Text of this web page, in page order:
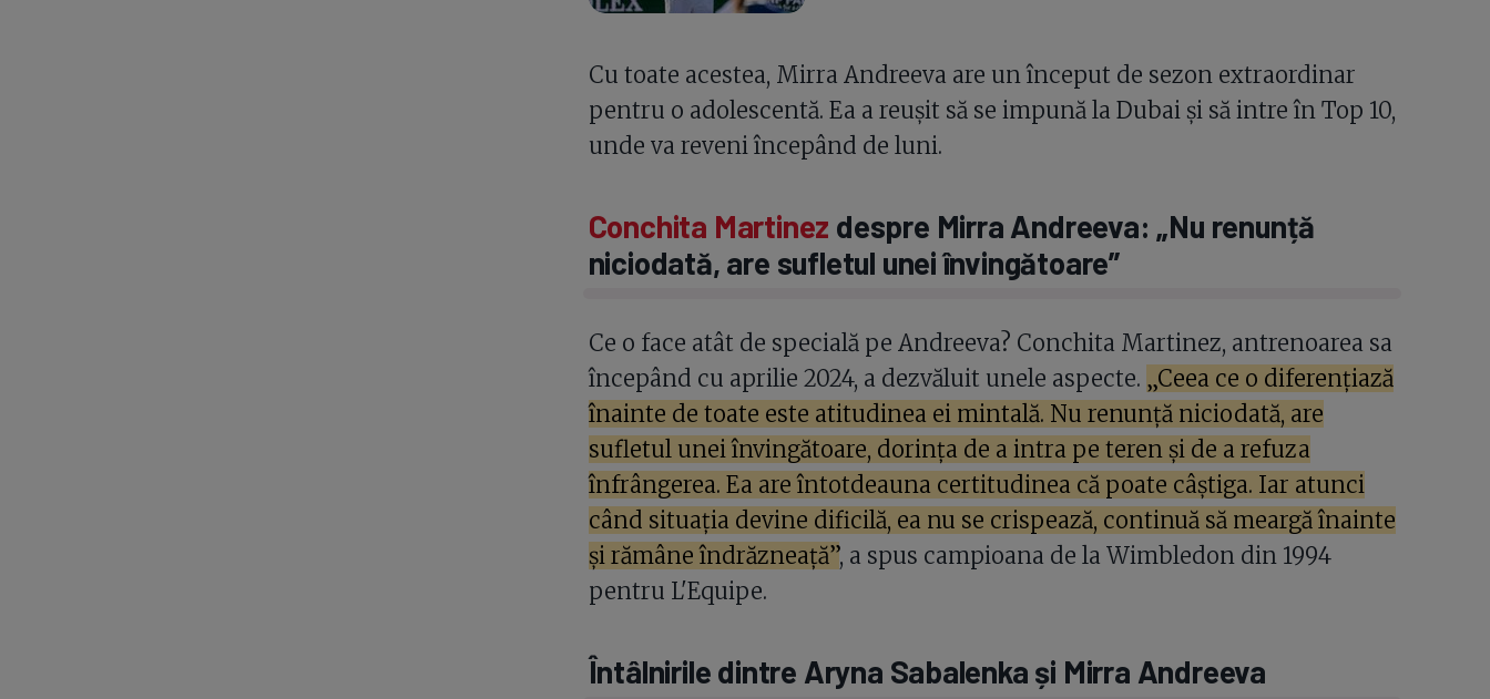
Cu toate acestea, Mirra Andreeva are un început de sezon extraordinar
pentru o adolescentă. Ea a reușit să se impună la Dubai și să intre în Top 10,
unde va reveni începând de luni.
Conchita Martinez despre Mirra Andreeva: „Nu renunță
niciodată, are sufletul unei învingătoare”
Ce o face atât de specială pe Andreeva? Conchita Martinez, antrenoarea sa
începând cu aprilie 2024, a dezvăluit unele aspecte. „Ceea ce o diferențiază
înainte de toate este atitudinea ei mintală. Nu renunță niciodată, are
sufletul unei învingătoare, dorința de a intra pe teren și de a refuza
înfrângerea. Ea are întotdeauna certitudinea că poate câștiga. Iar atunci
când situația devine dificilă, ea nu se crispează, continuă să meargă înainte
și rămâne îndrăzneață”, a spus campioana de la Wimbledon din 1994
pentru L'Equipe.
Întâlnirile dintre Aryna Sabalenka și Mirra Andreeva